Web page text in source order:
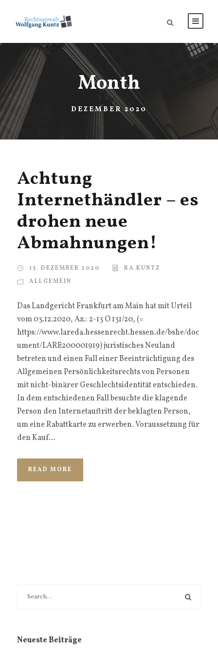
Month
DEZEMBER 2020
Achtung
Internethändler – es
drohen neue
Abmahnungen!
15. DEZEMBER 2020
RA KUNTZ
ALLGEMEIN
Das Landgericht Frankfurt am Main hat mit Urteil
vom 03.12.2020, Az.: 2-13 O 131/20, (=
https://www.lareda.hessenrecht.hessen.de/bshe/doc
ument/LARE200001919) juristisches Neuland
betreten und einen Fall einer Beeinträchtigung des
Allgemeinen Persönlichkeitsrechts von Personen
mit nicht-binärer Geschlechtsidentität entschieden.
In dem entschiedenen Fall besuchte die klagende
Person den Internetauftritt der beklagten Person,
um eine Rabattkarte zu erwerben. Voraussetzung für
den Kauf...
READ MORE
Neueste Beiträge